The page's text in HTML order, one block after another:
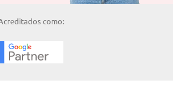
como: